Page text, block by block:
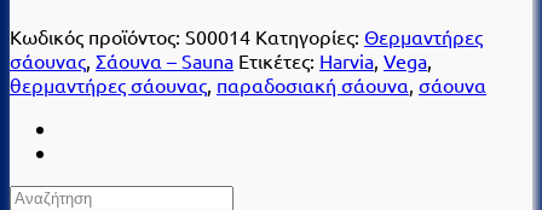
Κωδικός προϊόντος: S00014 Κατηγορίες: Θερμαντήρες
σάουνας Σάουνα – Sauna Ετικέτες: Harvia Vega
θερμαντήρες σάουνας παραδοσιακή σάουνα σάουνα